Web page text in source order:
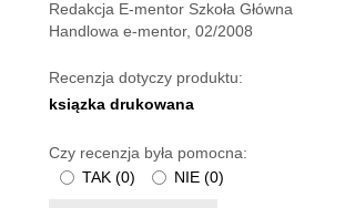
Redakcja E-mentor Szkoła Główna
Handlowa e-mentor, 02/2008
Recenzja dotyczy produktu:
ksiązka drukowana
Czy recenzja była pomocna:
TAK (0) NIE (0)